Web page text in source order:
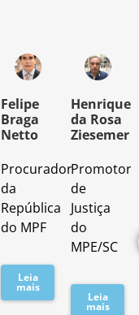
Felipe
Braga
Netto
Procurador
da
República
do MPF
Leia
mais
Henrique
da Rosa
Ziesemer
Promotor
de
Justiça
do
MPE/SC
Leia
mais